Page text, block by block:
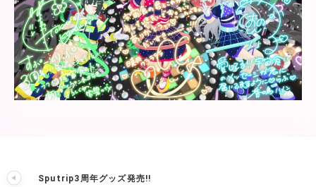
Sputrip3周年グッズ発売!!